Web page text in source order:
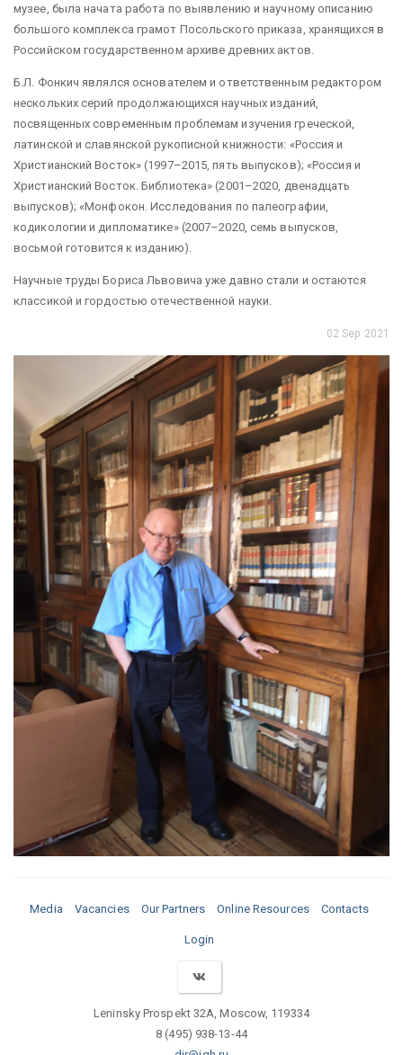
музее, была начата работа по выявлению и научному описанию
большого комплекса грамот Посольского приказа, хранящихся в
Российском государственном архиве древних актов.
Б.Л. Фонкич являлся основателем и ответственным редактором
нескольких серий продолжающихся научных изданий,
посвященных современным проблемам изучения греческой,
латинской и славянской рукописной книжности: «Россия и
Христианский Восток» (1997–2015, пять выпусков); «Россия и
Христианский Восток. Библиотека» (2001–2020, двенадцать
выпусков); «Монфокон. Исследования по палеографии,
кодикологии и дипломатике» (2007–2020, семь выпусков,
восьмой готовится к изданию).
Научные труды Бориса Львовича уже давно стали и остаются
классикой и гордостью отечественной науки.
02 Sep 2021
Media Vacancies Our Partners Online Resources Contacts
Login
Leninsky Prospekt 32A, Moscow, 119334
8 (495) 938-13-44